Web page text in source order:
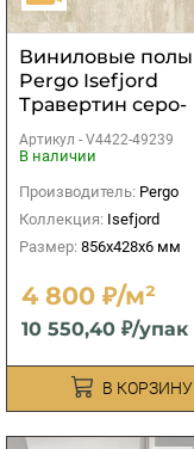
Виниловые полы
Pergo Isefjord
Травертин серо-
Артикул - V4422-49239
В наличии
Производитель: Pergo
Коллекция: Isefjord
Размер: 856x428x6 мм
4 800 ₽/м²
10 550,40 ₽/упак
В КОРЗИНУ